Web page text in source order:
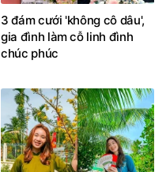
3 đám cưới 'không cô dâu',
gia đình làm cỗ linh đình
chúc phúc